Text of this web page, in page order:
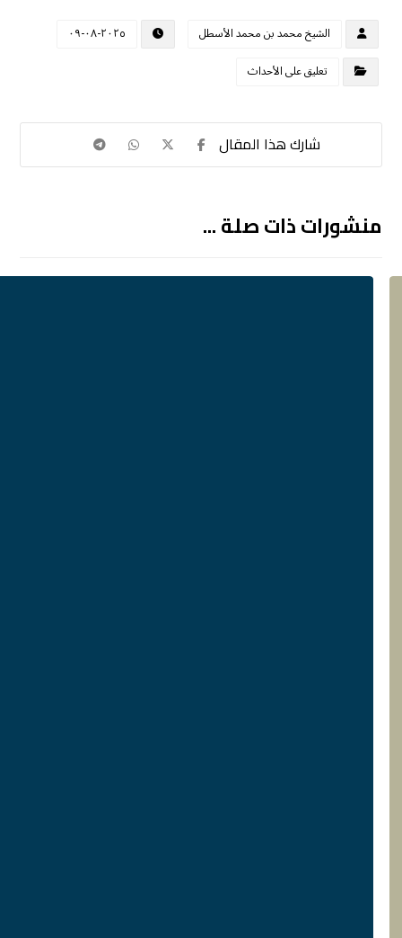
الشيخ محمد بن محمد الأسطل
٢٠٢٥-٠٨-٠٩
تعليق على الأحداث
منشورات ذات صلة ...